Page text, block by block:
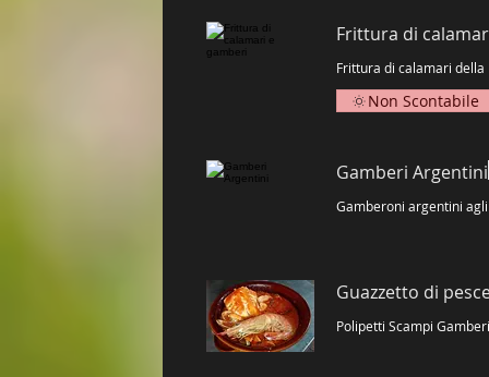
Frittura di
Non Scontabile
Gamberi Argentini
Gamberoni argentini
Guazzetto di